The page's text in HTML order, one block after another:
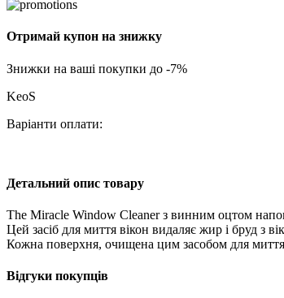
Отримай купон на знижку
Знижки на ваші покупки до -7%
KeoS
Варіанти оплати:
Детальний опис товару
The Miracle Window Cleaner з винним оцтом
Цей засіб для миття вікон видаляє жир і бруд з
Кожна поверхня, очищена цим засобом для миття
Відгуки покупців